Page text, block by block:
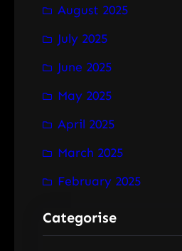
August 2025
July 2025
June 2025
May 2025
April 2025
March 2025
February 2025
Categorise